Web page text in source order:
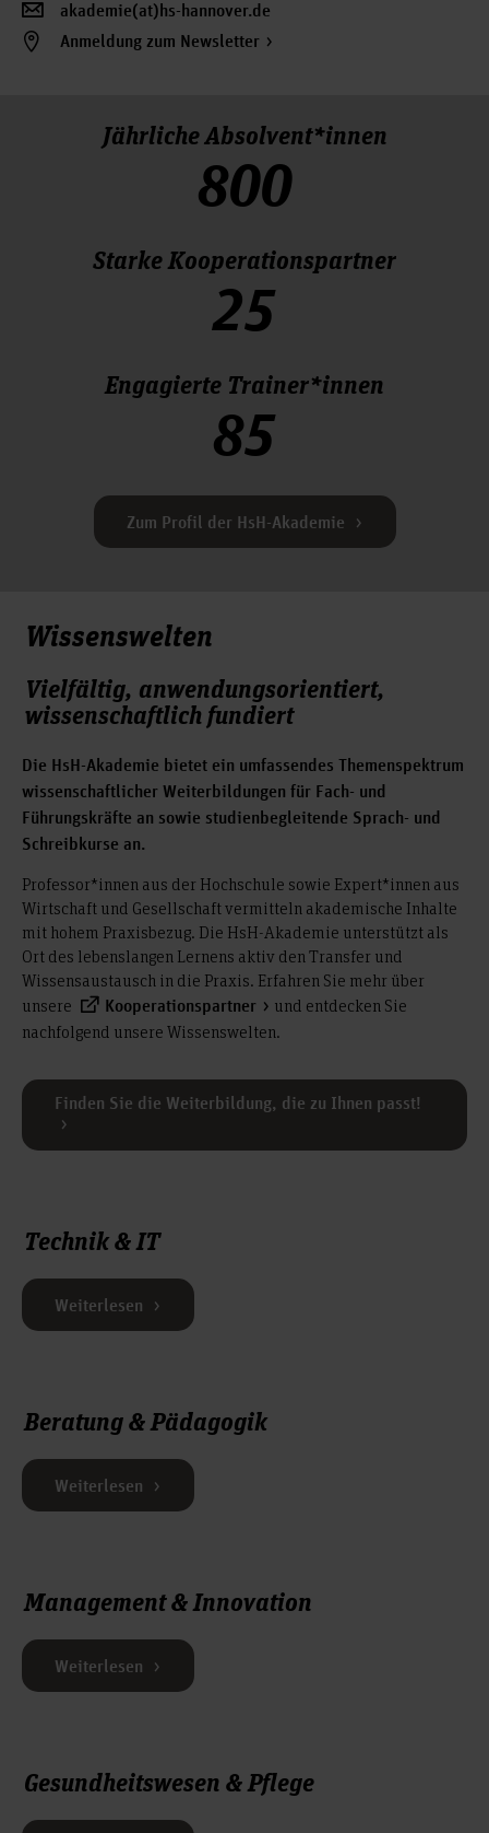
akademie(at)hs-hannover.de
Anmeldung zum Newsletter
Jährliche Absolvent*innen
800
Starke Kooperationspartner
25
Engagierte Trainer*innen
85
Zum Profil der HsH-Akademie
Wissenswelten
Vielfältig, anwendungsorientiert,
wissenschaftlich fundiert
Die HsH-Akademie bietet ein umfassendes Themenspektrum
wissenschaftlicher Weiterbildungen für Fach- und
Führungskräfte an sowie studienbegleitende Sprach- und
Schreibkurse an.
Professor*innen aus der Hochschule sowie Expert*innen aus
Wirtschaft und Gesellschaft vermitteln akademische Inhalte
mit hohem Praxisbezug. Die HsH-Akademie unterstützt als
Ort des lebenslangen Lernens aktiv den Transfer und
Wissensaustausch in die Praxis. Erfahren Sie mehr über
unsere
Kooperationspartner
und entdecken Sie
nachfolgend unsere Wissenswelten.
Finden Sie die Weiterbildung, die zu Ihnen passt!
Technik & IT
Weiterlesen
Beratung & Pädagogik
Weiterlesen
Management & Innovation
Weiterlesen
Gesundheitswesen & Pflege